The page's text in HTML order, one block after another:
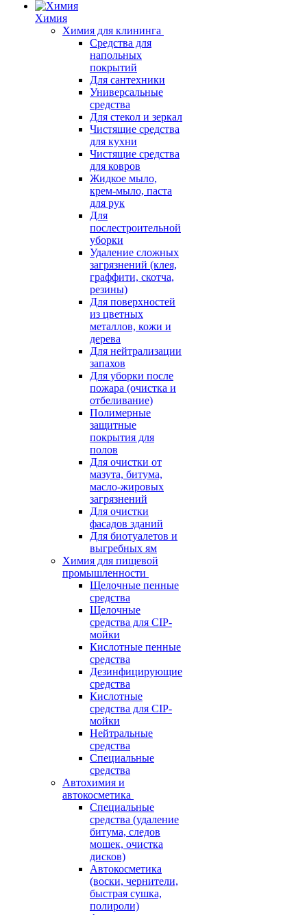
Химия
Химия для клининга
Средства для
напольных
покрытий
Для сантехники
Универсальные
средства
Для стекол и зеркал
Чистящие средства
для кухни
Чистящие средства
для ковров
Жидкое мыло,
крем-мыло, паста
для рук
Для
послестроительной
уборки
Удаление сложных
загрязнений (клея,
граффити, скотча,
резины)
Для поверхностей
из цветных
металлов, кожи и
дерева
Для нейтрализации
запахов
Для уборки после
пожара (очистка и
отбеливание)
Полимерные
защитные
покрытия для
полов
Для очистки от
мазута, битума,
масло-жировых
загрязнений
Для очистки
фасадов зданий
Для биотуалетов и
выгребных ям
Химия для пищевой
промышленности
Щелочные пенные
средства
Щелочные
средства для CIP-
мойки
Кислотные пенные
средства
Дезинфицирующие
средства
Кислотные
средства для CIP-
мойки
Нейтральные
средства
Специальные
средства
Автохимия и
автокосметика
Специальные
средства (удаление
битума, следов
мошек, очистка
дисков)
Автокосметика
(воски, чернители,
быстрая сушка,
полироли)